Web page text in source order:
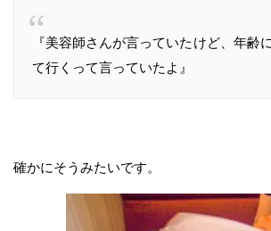
『美容師さんが言っていたけど、年齢
て行くって言っていたよ』
確かにそうみたいです。